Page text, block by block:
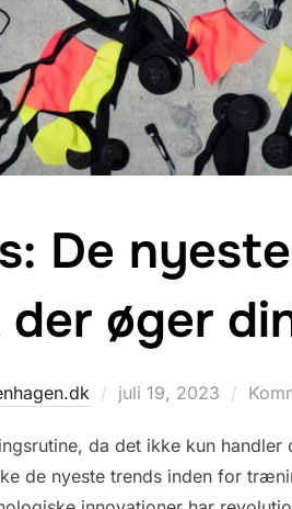
De
øger
Udgivet
juli 19, 2023
da det ikke kun handler
de nyeste trends inden for